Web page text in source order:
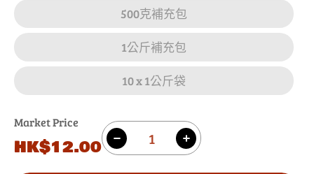
500克補充包
1公斤補充包
10 x 1公斤袋
Market Price
原
價
HK$12.00
數
量 減
增